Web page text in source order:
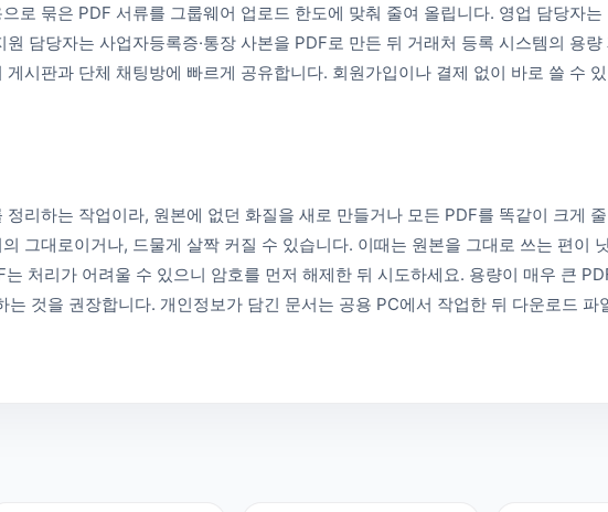
으로 묶은 PDF 서류를 그룹웨어 업로드 한도에 맞춰 줄여 올립니다. 영업 담당자
담당자는 사업자등록증·통장 사본을 PDF로 만든 뒤 거래처 등록 시스템의 용
시판과 단체 채팅방에 빠르게 공유합니다. 회원가입이나 결제 없이 바로 쓸 수
리하는 작업이라, 원본에 없던 화질을 새로 만들거나 모든 PDF를 똑같이 크게
그대로이거나, 드물게 살짝 커질 수 있습니다. 이때는 원본을 그대로 쓰는 편이
처리가 어려울 수 있으니 암호를 먼저 해제한 뒤 시도하세요. 용량이 매우 큰
는 것을 권장합니다. 개인정보가 담긴 문서는 공용 PC에서 작업한 뒤 다운로드